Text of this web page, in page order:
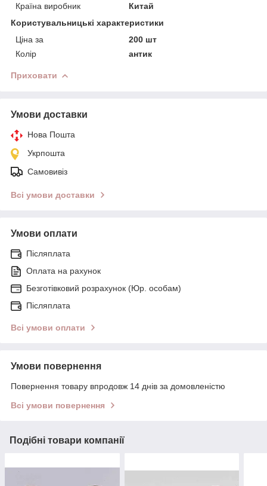
Країна виробник
Китай
Користувальницькі характеристики
Ціна за
200 шт
Колір
антик
Приховати
Умови доставки
Нова Пошта
Укрпошта
Самовивіз
Всі умови доставки
Умови оплати
Післяплата
Оплата на рахунок
Безготівковий розрахунок (Юр. особам)
Післяплата
Всі умови оплати
Умови повернення
Повернення товару впродовж 14 днів за домовленістю
Всі умови повернення
Подібні товари компанії